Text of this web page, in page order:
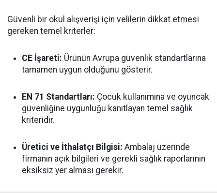
Güvenli bir okul alışverişi için velilerin dikkat etmesi
gereken temel kriterler:
CE İşareti: Ürünün Avrupa güvenlik standartlarına
tamamen uygun olduğunu gösterir.
EN 71 Standartları: Çocuk kullanımına ve oyuncak
güvenliğine uygunluğu kanıtlayan temel sağlık
kriteridir.
Üretici ve İthalatçı Bilgisi: Ambalaj üzerinde
firmanın açık bilgileri ve gerekli sağlık raporlarının
eksiksiz yer alması gerekir.